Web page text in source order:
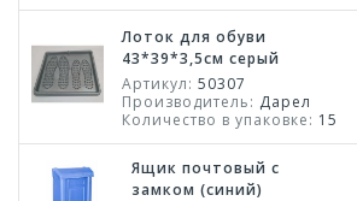
Лоток для обуви
43*39*3,5см серый
Артикул: 50307
Производитель: Дарел
Количество в упаковке: 15
Ящик почтовый с
замком (синий)